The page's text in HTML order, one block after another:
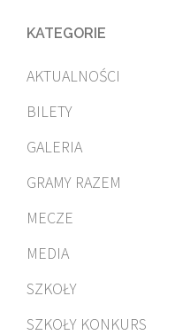
KATEGORIE
AKTUALNOŚCI
BILETY
GALERIA
GRAMY RAZEM
MECZE
MEDIA
SZKOŁY
SZKOŁY KONKURS